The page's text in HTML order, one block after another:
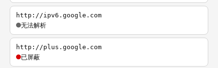
http://ipv6.google.com
无法解析
http://plus.google.com
已屏蔽